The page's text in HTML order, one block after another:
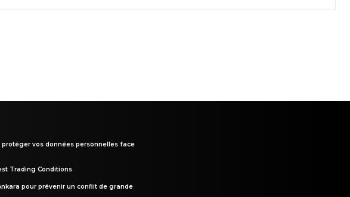
vos données personnelles face
Trading Conditions
pour prévenir un conflit de grande